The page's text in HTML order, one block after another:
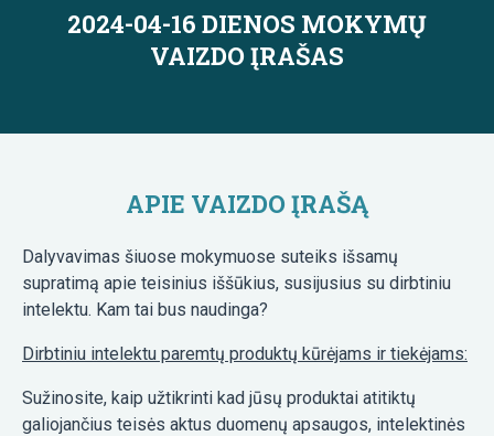
2024-04-16 DIENOS MOKYMŲ
VAIZDO ĮRAŠAS
APIE VAIZDO ĮRAŠĄ
Dalyvavimas šiuose mokymuose suteiks išsamų
supratimą apie teisinius iššūkius, susijusius su dirbtiniu
intelektu. Kam tai bus naudinga?
Dirbtiniu intelektu paremtų produktų kūrėjams ir tiekėjams:
Sužinosite, kaip užtikrinti kad jūsų produktai atitiktų
galiojančius teisės aktus duomenų apsaugos, intelektinės